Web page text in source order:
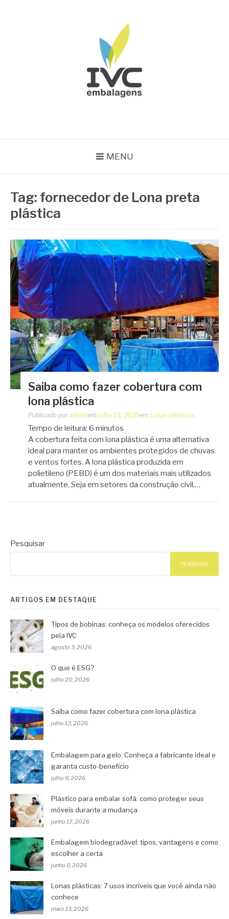
MENU
Tag: fornecedor de Lona preta
plástica
Saiba como fazer cobertura com
lona plástica
Publicado por adminem julho 13, 2026em Lonas plásticas
Tempo de leitura: 6 minutos
A cobertura feita com lona plástica é uma alternativa
ideal para manter os ambientes protegidos de chuvas
e ventos fortes. A lona plástica produzida em
polietileno (PEBD) é um dos materiais mais utilizados
atualmente. Seja em setores da construção civil,…
Pesquisar
PESQUISAR
ARTIGOS EM DESTAQUE
Tipos de bobinas: conheça os modelos oferecidos
pela IVC
agosto 3, 2026
O que é ESG?
julho 20, 2026
Saiba como fazer cobertura com lona plástica
julho 13, 2026
Embalagem para gelo: Conheça a fabricante ideal e
garanta custo-benefício
julho 8, 2026
Plástico para embalar sofá: como proteger seus
móveis durante a mudança
junho 17, 2026
Embalagem biodegradável: tipos, vantagens e como
escolher a certa
junho 8, 2026
Lonas plásticas: 7 usos incríveis que você ainda não
conhece
maio 13, 2026